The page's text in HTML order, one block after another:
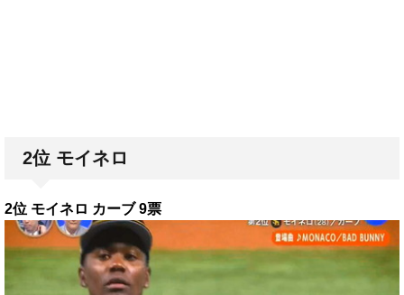
2位 モイネロ
2位 モイネロ カーブ 9票